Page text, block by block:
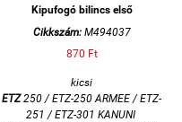
Kipufogó bilincs első
Cikkszám:M494037
870 Ft
kicsi
ETZ 250 / ETZ-250 ARMEE / ETZ-
251 / ETZ-301 KANUNI